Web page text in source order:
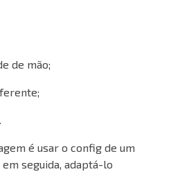
de mão;
é usar o config de um
seguida, adaptá-lo